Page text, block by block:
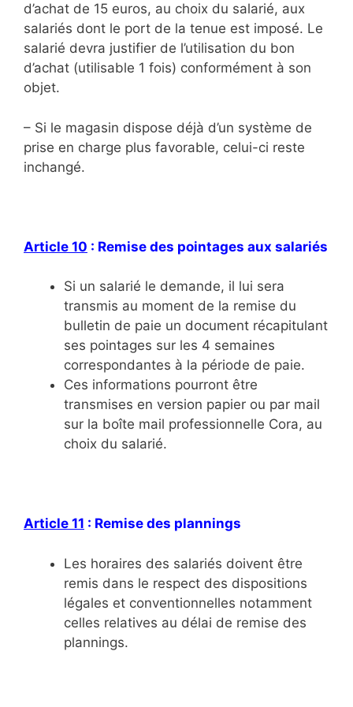
d’achat de 15 euros, au choix du salarié, aux
salariés dont le port de la tenue est imposé. Le
salarié devra justifier de l’utilisation du bon
d’achat (utilisable 1 fois) conformément à son
objet.
– Si le magasin dispose déjà d’un système de
prise en charge plus favorable, celui-ci reste
inchangé.
Article 10 : Remise des pointages aux salariés
Si un salarié le demande, il lui sera
transmis au moment de la remise du
bulletin de paie un document récapitulant
ses pointages sur les 4 semaines
correspondantes à la période de paie.
Ces informations pourront être
transmises en version papier ou par mail
sur la boîte mail professionnelle Cora, au
choix du salarié.
Article 11 : Remise des plannings
Les horaires des salariés doivent être
remis dans le respect des dispositions
légales et conventionnelles notamment
celles relatives au délai de remise des
plannings.